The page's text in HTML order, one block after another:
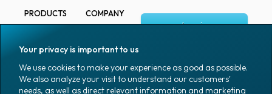
PRODUCTS
Marking
Packaging
Packaging
accessories
COMPANY
Media
Coworkers
Job & career
Log in
Sign up
Your privacy is important to us
We use cookies to make your experience as good as possible.
We also analyze your visit to understand our customers'
needs, as well as direct relevant information and marketing